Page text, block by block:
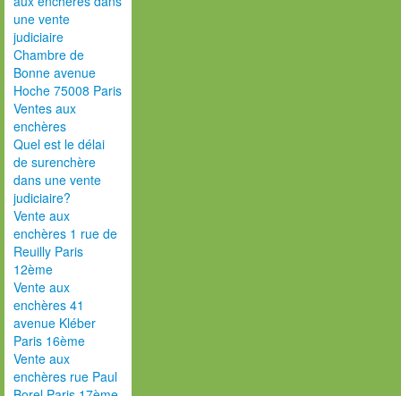
une vente
judiciaire
Chambre de
Bonne avenue
Hoche 75008 Paris
Ventes aux
enchères
Quel est le délai
de surenchère
dans une vente
judiciaire?
Vente aux
enchères 1 rue de
Reuilly Paris
12ème
Vente aux
enchères 41
avenue Kléber
Paris 16ème
Vente aux
enchères rue Paul